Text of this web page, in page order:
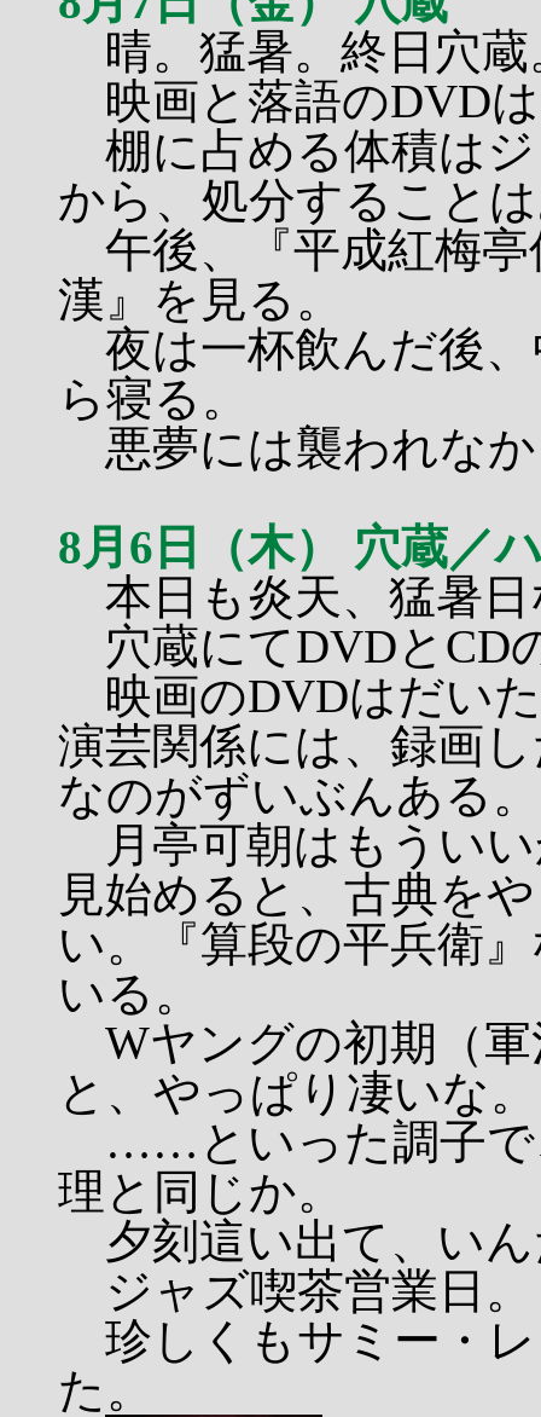
晴。猛暑。終日穴
映画と落語のDVD
棚に占める体積は
から、処分すること
午後、『平成紅梅亭
漢』を見る。
夜は一杯飲んだ後、
ら寝る。
悪夢には襲われな
8月6日（木） 穴蔵／
本日も炎天、猛暑日
穴蔵にてDVDとCD
映画のDVDはだい
演芸関係には、録画
なのがずいぶんある。
月亭可朝はもうい
見始めると、古典を
い。『算段の平兵衛
いる。
Wヤングの初期（軍
と、やっぱり凄いな。
……といった調子で
理と同じか。
夕刻這い出て、い
ジャズ喫茶営業日。
珍しくもサミー・
た。